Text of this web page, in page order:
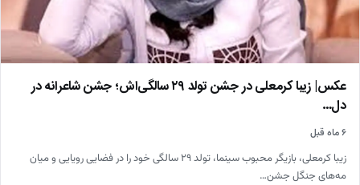
عکس| زیبا کرمعلی در جشن تولد ۲۹ سالگی‌اش؛ جشن شاعرانه در
دل…
۶ ماه قبل
زیبا کرمعلی، بازیگر محبوب سینما، تولد ۲۹ سالگی خود را در فضایی رویایی و میان
مه‌های جنگل جشن…